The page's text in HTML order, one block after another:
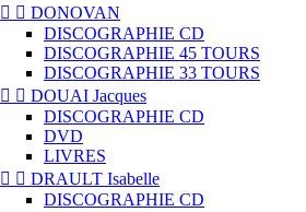
  DONOVAN
DISCOGRAPHIE CD
DISCOGRAPHIE 45 TOURS
DISCOGRAPHIE 33 TOURS
  DOUAI Jacques
DISCOGRAPHIE CD
DVD
LIVRES
  DRAULT Isabelle
DISCOGRAPHIE CD